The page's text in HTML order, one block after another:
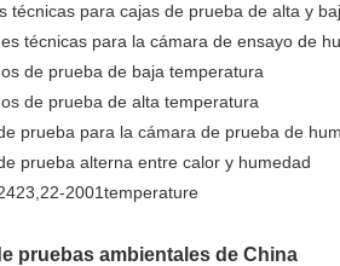
técnicas para cajas de prueba de alta y
técnicas para la cámara de ensayo de
de prueba de baja temperatura
de prueba de alta temperatura
prueba para la cámara de prueba de
prueba alterna entre calor y humedad
2001temperature
pruebas ambientales de China